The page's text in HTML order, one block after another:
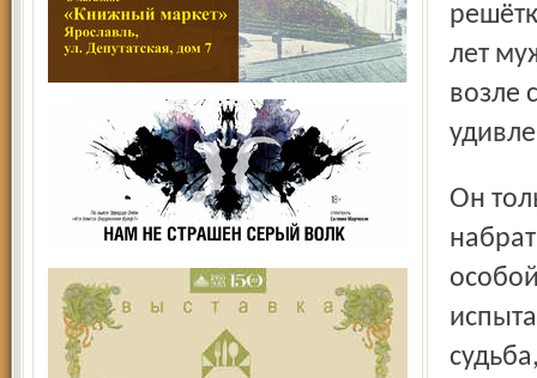
лет
возле
Он только что выписался из больницы – и тут же к дубу,